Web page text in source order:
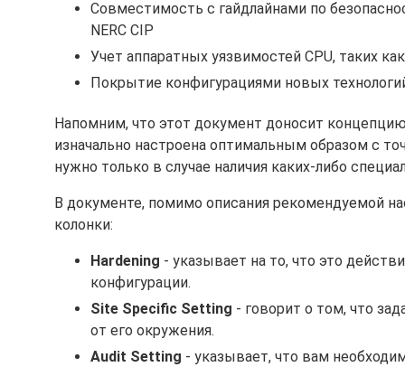
Совместимость с гайдлайнами по
NERC CIP
Учет аппаратных уязвимостей CPU, таких
Покрытие конфигурациями новых
Напомним, что этот документ доносит концепцию
изначально настроена оптимальным образом с
нужно только в случае наличия каких-либо
В документе, помимо описания рекомендуемой
колонки:
Hardening - указывает на то, что это
конфигурации.
Site Specific Setting - говорит о том, что
от его окружения.
Audit Setting - указывает, что вам